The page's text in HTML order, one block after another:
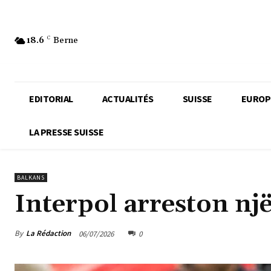
18.6 C Berne
EDITORIAL ACTUALITÉS SUISSE
LA PRESSE SUISSE
BALKANS
Interpol arreston
By La Rédaction 06/07/2026 0